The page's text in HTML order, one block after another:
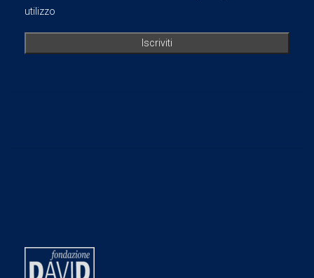
utilizzo